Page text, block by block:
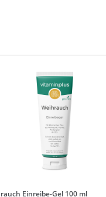
Einreibe-Gel 100 ml